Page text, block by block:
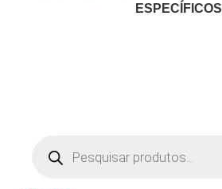
ESPECÍFICOS